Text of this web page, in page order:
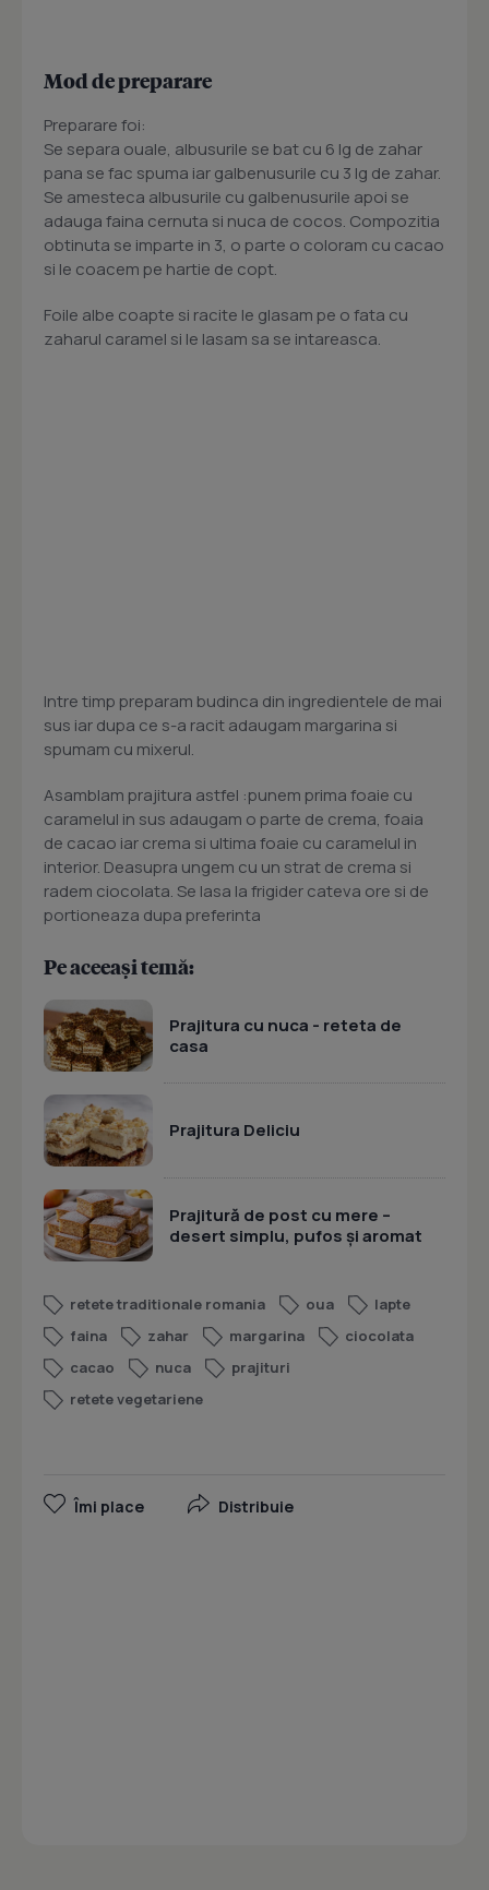
Mod de preparare
Preparare foi:
Se separa ouale, albusurile se bat cu 6 lg de zahar
pana se fac spuma iar galbenusurile cu 3 lg de zahar.
Se amesteca albusurile cu galbenusurile apoi se
adauga faina cernuta si nuca de cocos. Compozitia
obtinuta se imparte in 3, o parte o coloram cu cacao
si le coacem pe hartie de copt.
Foile albe coapte si racite le glasam pe o fata cu
zaharul caramel si le lasam sa se intareasca.
Intre timp preparam budinca din ingredientele de mai
sus iar dupa ce s-a racit adaugam margarina si
spumam cu mixerul.
Asamblam prajitura astfel :punem prima foaie cu
caramelul in sus adaugam o parte de crema, foaia
de cacao iar crema si ultima foaie cu caramelul in
interior. Deasupra ungem cu un strat de crema si
radem ciocolata. Se lasa la frigider cateva ore si de
portioneaza dupa preferinta
Pe aceeași temă:
Prajitura cu nuca - reteta de
casa
Prajitura Deliciu
Prajitură de post cu mere –
desert simplu, pufos și aromat
retete traditionale romania oua
lapte
faina
zahar margarina
ciocolata
cacao
nuca
prajituri
retete vegetariene
Îmi place Distribuie